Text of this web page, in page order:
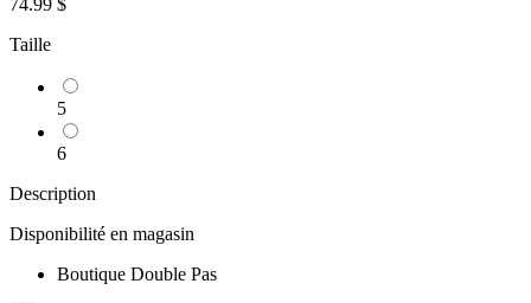
Taille
5
6
Description
Disponibilité en magasin
Boutique Double Pas